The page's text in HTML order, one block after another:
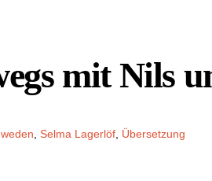
mit Nils
Selma Lagerlöf, Übersetzung